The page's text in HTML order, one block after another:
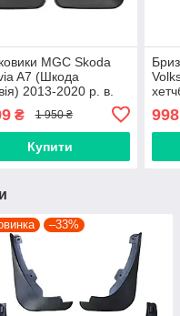
MGC Skoda
A7 (Шкода
2013-2020 р. в.
4 шт 5E0075111,
₴ 1 950 ₴
Купити
,
998
–33%